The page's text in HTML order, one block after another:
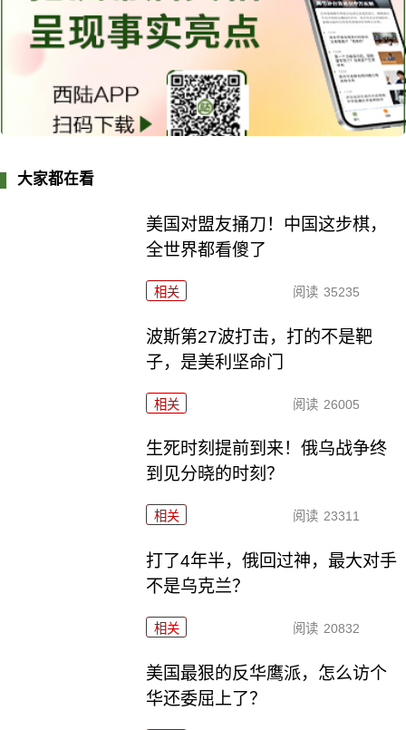
大家都在看
美国对盟友捅刀！中国这步棋，
全世界都看傻了
相关 阅读 35235
波斯第27波打击，打的不是靶
子，是美利坚命门
相关 阅读 26005
生死时刻提前到来！俄乌战争终
到见分晓的时刻？
相关 阅读 23311
打了4年半，俄回过神，最大对手
不是乌克兰？
相关 阅读 20832
美国最狠的反华鹰派，怎么访个
华还委屈上了？